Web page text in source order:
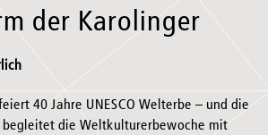
der Karolinger
40 Jahre UNESCO Welterbe – und die
begleitet die Weltkulturerbewoche mit